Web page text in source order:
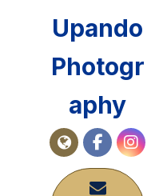
Upando
Photogr
aphy